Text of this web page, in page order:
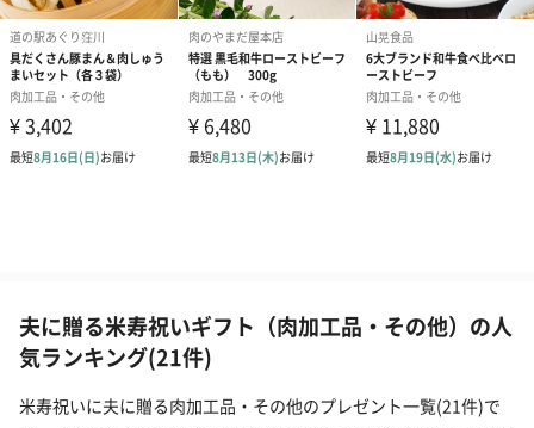
夫に贈る米寿祝いギフト（肉加工品・その他）の人
気ランキング(21件)
米寿祝いに夫に贈る肉加工品・その他のプレゼント一覧(21件)で